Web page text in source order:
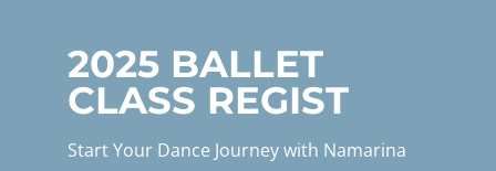
2025 BALLET
CLASS REGIST
Start Your Dance Journey with Namarina